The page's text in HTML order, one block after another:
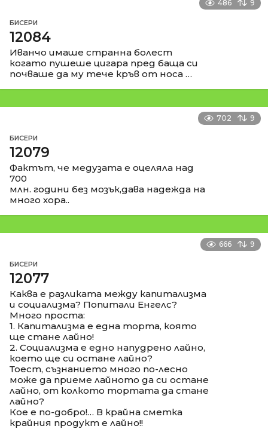
486 9
БИСЕРИ
12084
Иванчо имаше странна болест
когато пушеше цигара пред баща си
почваше да му тече кръв от носа …
702 9
БИСЕРИ
12079
Фактът, че медузата е оцеляла над
700
млн. години без мозък,дава надежда на
много хора..
666 9
БИСЕРИ
12077
Каква е разликата между капитализма
и социализма? Попитали Енгелс?
Много проста:
1. Капитализма е една торта, която
ще стане лайно!
2. Социализма е едно напудрено лайно,
което ще си остане лайно?
Тоест, съзнанието много по-лесно
може да приеме лайното да си остане
лайно, от колкото тортата да стане
лайно?
Кое е по-добро!… В крайна сметка
крайния продукт е лайно!!